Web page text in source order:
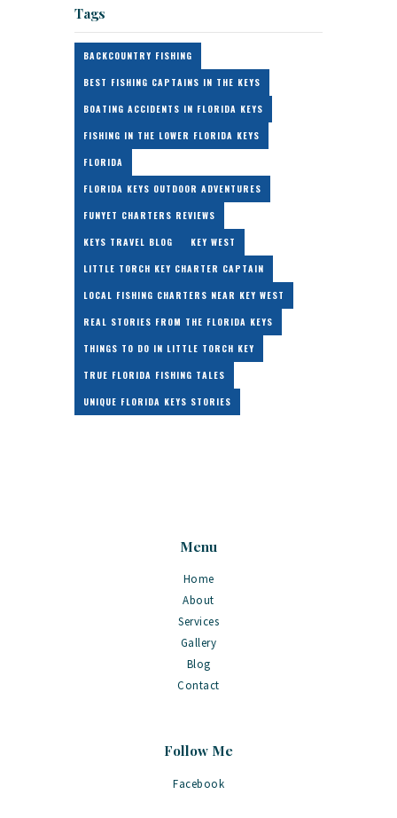
Tags
BACKCOUNTRY FISHING
BEST FISHING CAPTAINS IN THE KEYS
BOATING ACCIDENTS IN FLORIDA KEYS
FISHING IN THE LOWER FLORIDA KEYS
FLORIDA
FLORIDA KEYS OUTDOOR ADVENTURES
FUNYET CHARTERS REVIEWS
KEYS TRAVEL BLOG
KEY WEST
LITTLE TORCH KEY CHARTER CAPTAIN
LOCAL FISHING CHARTERS NEAR KEY WEST
REAL STORIES FROM THE FLORIDA KEYS
THINGS TO DO IN LITTLE TORCH KEY
TRUE FLORIDA FISHING TALES
UNIQUE FLORIDA KEYS STORIES
Menu
Home
About
Services
Gallery
Blog
Contact
Follow Me
Facebook